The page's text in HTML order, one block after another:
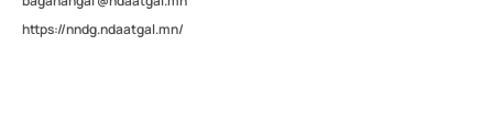
https://nndg.ndaatgal.mn/